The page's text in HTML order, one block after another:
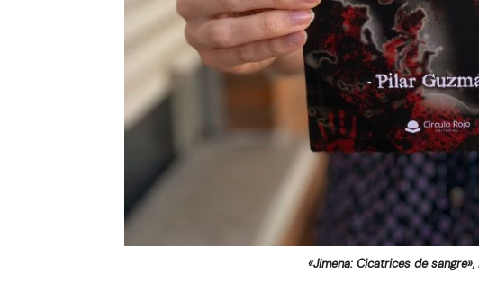
«Jimena: Cicatrices de sangre»,